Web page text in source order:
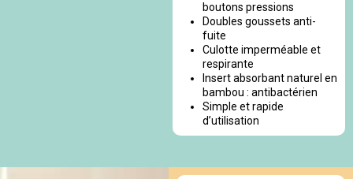
boutons pressions
Doubles goussets anti-
fuite
Culotte imperméable et
respirante
Insert absorbant naturel en
bambou : antibactérien
Simple et rapide
d’utilisation